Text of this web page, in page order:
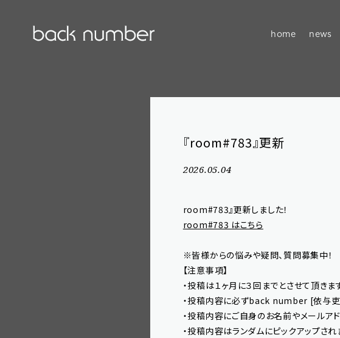
home news
『room#783』更新
2026.05.04
room#783』更新しました！
room#783 はこちら
※皆様からの悩みや疑問、質問募集中！
【注意事項】
・投稿は１ヶ月に３回までとさせて頂きま
・投稿内容に必ずback number [依与吏
・投稿内容にご自身のお名前やメールア
・投稿内容はランダムにピックアップさ